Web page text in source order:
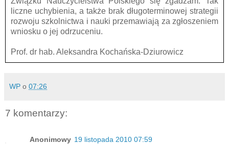
liczne uchybienia, a także brak długoterminowej strategii
rozwoju szkolnictwa i nauki przemawiają za zgłoszeniem
wniosku o jej odrzuceniu.
Prof. dr hab. Aleksandra Kochańska-Dziurowicz
WP o 07:26
7 komentarzy:
Anonimowy 19 listopada 2010 07:59